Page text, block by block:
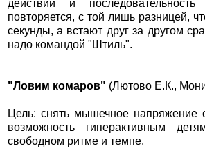
действий и
повторяется, с той лишь разницей,
секунды, а встают друг за другом
надо командой "Штиль".
"Ловим комаров" (Лютово Е.К.,
Цель: снять мышечное напряжение
возможность гиперактивным
свободном ритме и темпе.